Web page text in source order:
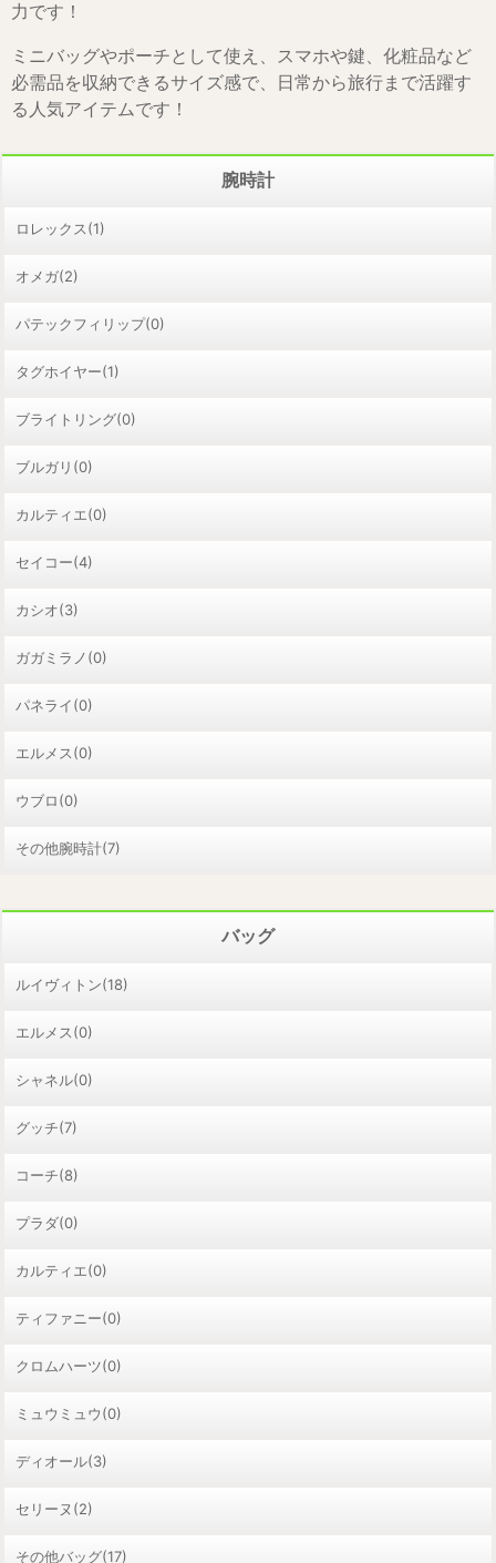
力です！
ミニバッグやポーチとして使え、スマホや鍵、化粧品など
必需品を収納できるサイズ感で、日常から旅行まで活躍す
る人気アイテムです！
腕時計
ロレックス(1)
オメガ(2)
パテックフィリップ(0)
タグホイヤー(1)
ブライトリング(0)
ブルガリ(0)
カルティエ(0)
セイコー(4)
カシオ(3)
ガガミラノ(0)
パネライ(0)
エルメス(0)
ウブロ(0)
その他腕時計(7)
バッグ
ルイヴィトン(18)
エルメス(0)
シャネル(0)
グッチ(7)
コーチ(8)
プラダ(0)
カルティエ(0)
ティファニー(0)
クロムハーツ(0)
ミュウミュウ(0)
ディオール(3)
セリーヌ(2)
その他バッグ(17)